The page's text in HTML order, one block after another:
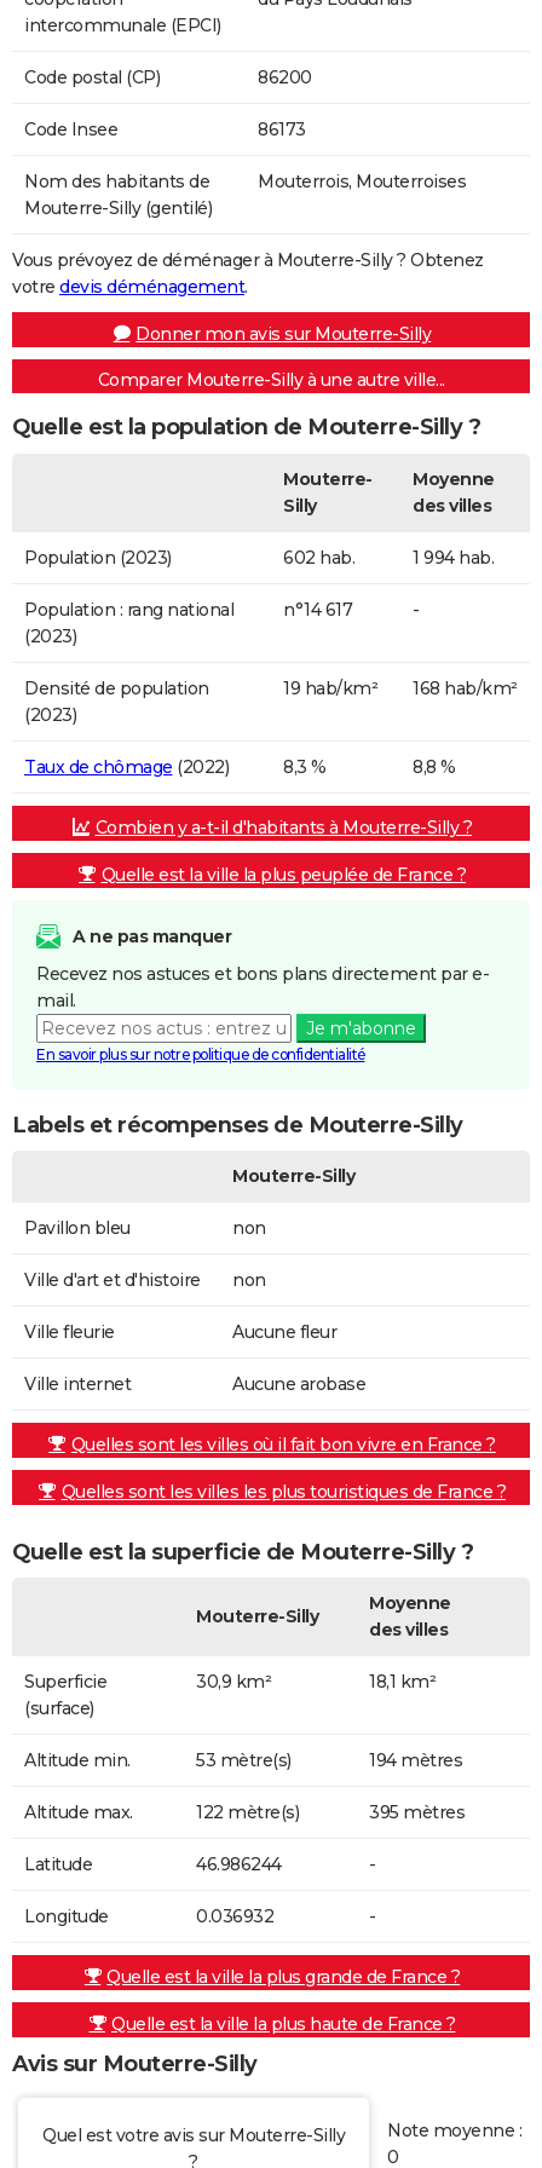
intercommunale (EPCI)
Code postal (CP) 86200
Code Insee 86173
Nom des habitants de
Mouterre-Silly (gentilé)
Mouterrois, Mouterroises
Vous prévoyez de déménager à Mouterre-Silly ? Obtenez
votre devis déménagement.
Donner mon avis sur Mouterre-Silly
Comparer Mouterre-Silly à une autre ville...
Quelle est la population de Mouterre-Silly ?
Mouterre-
Silly
Moyenne
des villes
Population (2023) 602 hab. 1 994 hab.
Population : rang national
(2023)
n°14 617 -
Densité de population
(2023)
19 hab/km² 168 hab/km²
Taux de chômage (2022) 8,3 % 8,8 %
Combien y a-t-il d'habitants à Mouterre-Silly ?
Quelle est la ville la plus peuplée de France ?
A ne pas manquer
Recevez nos astuces et bons plans directement par e-
mail.
Je m'abonne
En savoir plus sur notre politique de confidentialité
Labels et récompenses de Mouterre-Silly
Mouterre-Silly
Pavillon bleu non
Ville d'art et d'histoire non
Ville fleurie Aucune fleur
Ville internet Aucune arobase
Quelles sont les villes où il fait bon vivre en France ?
Quelles sont les villes les plus touristiques de France ?
Quelle est la superficie de Mouterre-Silly ?
Mouterre-Silly
Moyenne
des villes
Superficie
(surface)
30,9 km² 18,1 km²
Altitude min. 53 mètre(s) 194 mètres
Altitude max. 122 mètre(s) 395 mètres
Latitude 46.986244 -
Longitude 0.036932 -
Quelle est la ville la plus grande de France ?
Quelle est la ville la plus haute de France ?
Avis sur Mouterre-Silly
Quel est votre avis sur Mouterre-Silly
?
Note moyenne :
0